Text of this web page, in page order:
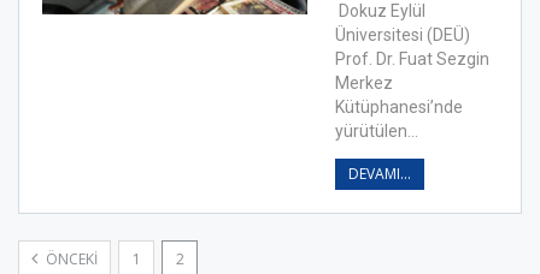
Dokuz Eylül
Üniversitesi (DEÜ)
Prof. Dr. Fuat Sezgin
Merkez
Kütüphanesi’nde
yürütülen…
DEVAMI...
ÖNCEKI 1 2